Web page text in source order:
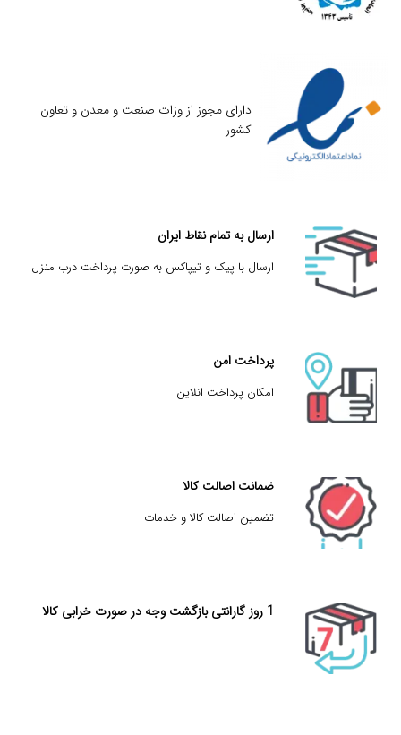
دارای مجوز از وزات صنعت و معدن و تعاون
کشور
ارسال به تمام نقاط ایران
ارسال با پیک و تیپاکس به صورت پرداخت درب منزل
پرداخت امن
امکان پرداخت انلاین
ضمانت اصالت کالا
تضمین اصالت کالا و خدمات
1 روز گارانتی بازگشت وجه در صورت خرابی کالا